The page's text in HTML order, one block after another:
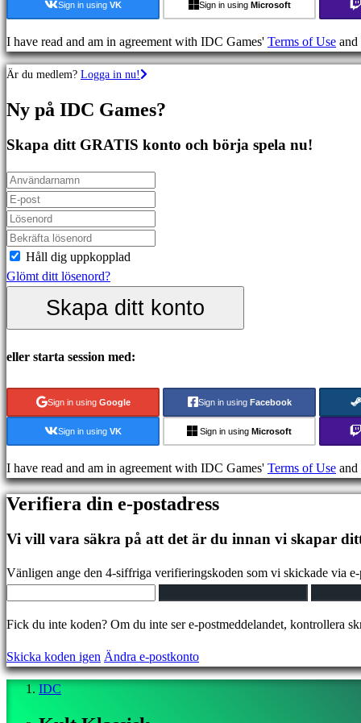
Äventyrsspel
MMO
spel
RPG
spel
Skjutspel
Racing
Casual
games
Indie
games
Simulation
games
games
Fighting
games
Community
Gameplays
In-
Game
Events
Media
Guider
IDC
IDC
Gifts
Sign in using VK Sign in using Microsoft
I have read and am in agreement with IDC Games' Terms of Use and
Är du medlem? Logga in nu!
Ny på IDC Games?
Skapa ditt GRATIS konto och börja spela nu!
Håll dig uppkopplad
Glömt ditt lösenord?
Skapa ditt konto
eller starta session med:
Sign in using Google Sign in using Facebook
Sign in using VK Sign in using Microsoft
I have read and am in agreement with IDC Games' Terms of Use and
Verifiera din e-postadress
Vi vill vara säkra på att det är du innan vi skapar
Vänligen ange den 4-siffriga verifieringskoden som vi skickade via e-
Fick du inte koden? Om du inte ser e-postmeddelandet, kontrollera
Skicka koden igen Ändra e-postkonto
IDC